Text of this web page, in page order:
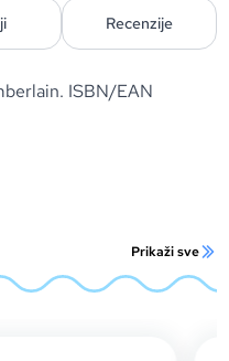
Recenzije
ISBN/EAN
Prikaži sve